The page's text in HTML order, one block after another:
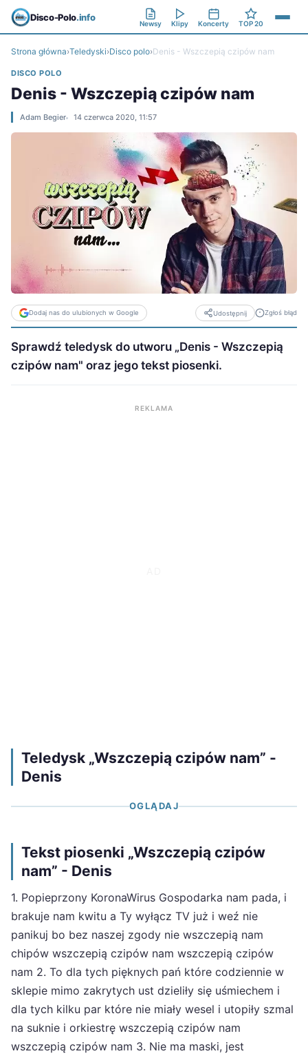
Disco-Polo.info
Newsy Klipy Koncerty TOP 20
Strona główna›Teledyski›Disco polo›Denis - Wszczepią czipów nam
DISCO POLO
Denis - Wszczepią czipów nam
Adam Begier 14 czerwca 2020, 11:57
Dodaj nas do ulubionych w Google Udostępnij Zgłoś błąd
Sprawdź teledysk do utworu „Denis - Wszczepią
czipów nam" oraz jego tekst piosenki.
REKLAMA
Teledysk „Wszczepią czipów nam” -
Denis
OGLĄDAJ
Tekst piosenki „Wszczepią czipów
nam” - Denis
1. Popieprzony KoronaWirus Gospodarka nam pada, i
brakuje nam kwitu a Ty wyłącz TV już i weź nie
panikuj bo bez naszej zgody nie wszczepią nam
chipów wszczepią czipów nam wszczepią czipów
nam 2. To dla tych pięknych pań które codziennie w
sklepie mimo zakrytych ust dzieliły się uśmiechem i
dla tych kilku par które nie miały wesel i utopiły szmal
na suknie i orkiestrę wszczepią czipów nam
wszczepią czipów nam 3. Nie ma maski, jest